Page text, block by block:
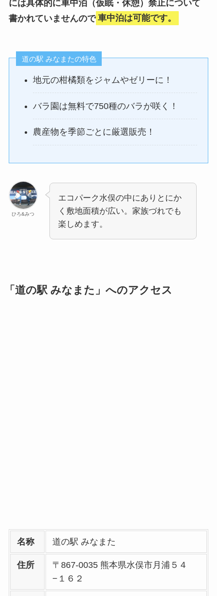
には具体的に車中泊（仮眠・休憩）禁止について
書かれていませんので 車中泊は可能です。
道の駅 みなまたの特色
地元の柑橘類をジャムやゼリーに！
バラ園は無料で750種のバラが咲く！
農産物を季節ごとに厳選販売！
ひろ&みつ
エコパーク水俣の中にありとにか
く敷地面積が広い。家族づれでも
楽しめます。
「道の駅 みなまた」へのアクセス
名称 道の駅 みなまた
住所
〒867-0035 熊本県水俣市月浦５４
−１６２